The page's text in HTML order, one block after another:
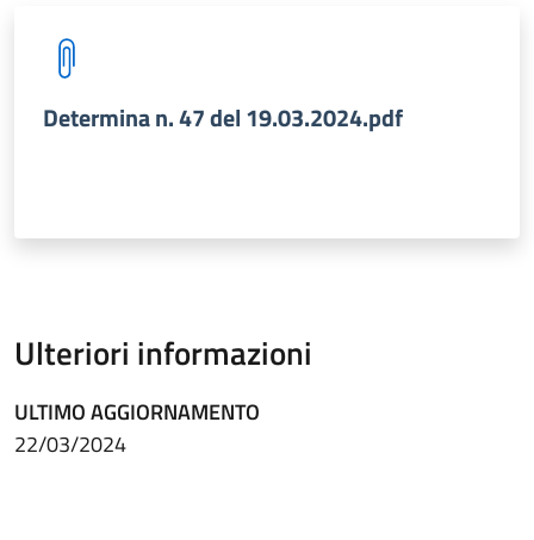
Determina n. 47 del 19.03.2024.pdf
Ulteriori informazioni
ULTIMO AGGIORNAMENTO
22/03/2024